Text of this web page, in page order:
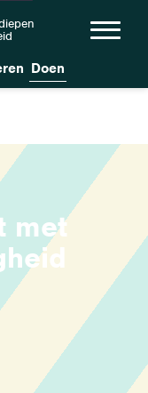
Doen
met